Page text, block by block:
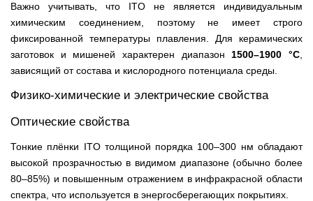
Важно учитывать, что ITO не является индивидуальным
химическим соединением, поэтому не имеет строго
фиксированной температуры плавления. Для керамических
заготовок и мишеней характерен диапазон 1500–1900 °C
зависящий от состава и кислородного потенциала среды.
Физико-химические и электрические свойства
Оптические свойства
Тонкие плёнки ITO толщиной порядка 100–300 нм обладают
высокой прозрачностью в видимом диапазоне (обычно более
80–85%) и повышенным отражением в инфракрасной области
спектра, что используется в энергосберегающих покрытиях.